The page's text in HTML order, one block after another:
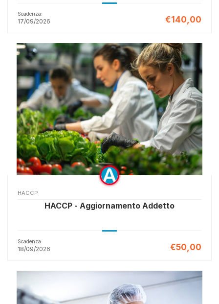
Scadenza:
17/09/2026 €140,00
HACCP
HACCP - Aggiornamento Addetto
Scadenza:
18/09/2026 €50,00